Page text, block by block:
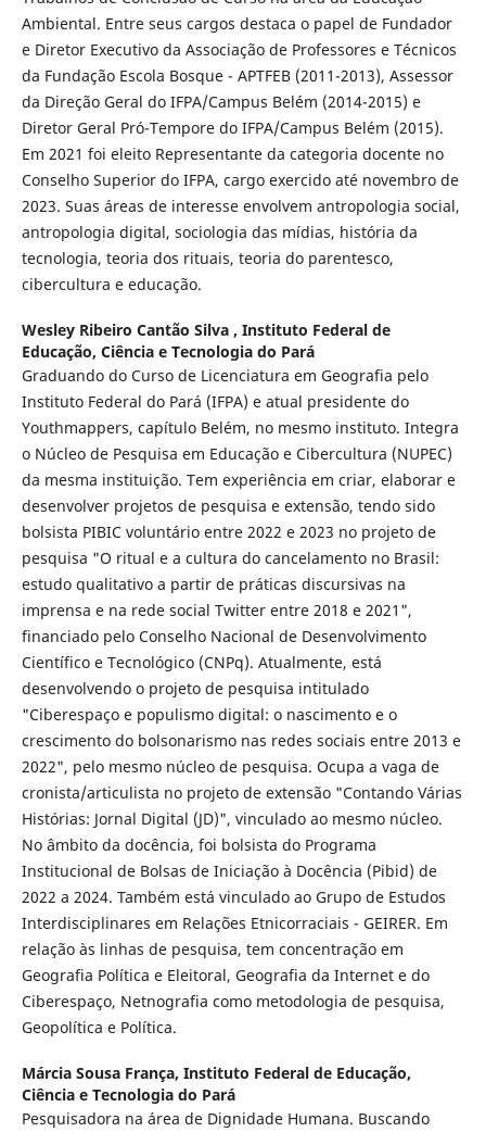
Ambiental. Entre seus cargos destaca o papel de Fundador
e Diretor Executivo da Associação de Professores e Técnicos
da Fundação Escola Bosque - APTFEB (2011-2013), Assessor
da Direção Geral do IFPA/Campus Belém (2014-2015) e
Diretor Geral Pró-Tempore do IFPA/Campus Belém (2015).
Em 2021 foi eleito Representante da categoria docente no
Conselho Superior do IFPA, cargo exercido até novembro de
2023. Suas áreas de interesse envolvem antropologia social,
antropologia digital, sociologia das mídias, história da
tecnologia, teoria dos rituais, teoria do parentesco,
cibercultura e educação.
Wesley Ribeiro Cantão Silva , Instituto Federal de
Educação, Ciência e Tecnologia do Pará
Graduando do Curso de Licenciatura em Geografia pelo
Instituto Federal do Pará (IFPA) e atual presidente do
Youthmappers, capítulo Belém, no mesmo instituto. Integra
o Núcleo de Pesquisa em Educação e Cibercultura (NUPEC)
da mesma instituição. Tem experiência em criar, elaborar e
desenvolver projetos de pesquisa e extensão, tendo sido
bolsista PIBIC voluntário entre 2022 e 2023 no projeto de
pesquisa "O ritual e a cultura do cancelamento no Brasil:
estudo qualitativo a partir de práticas discursivas na
imprensa e na rede social Twitter entre 2018 e 2021",
financiado pelo Conselho Nacional de Desenvolvimento
Científico e Tecnológico (CNPq). Atualmente, está
desenvolvendo o projeto de pesquisa intitulado
"Ciberespaço e populismo digital: o nascimento e o
crescimento do bolsonarismo nas redes sociais entre 2013 e
2022", pelo mesmo núcleo de pesquisa. Ocupa a vaga de
cronista/articulista no projeto de extensão "Contando Várias
Histórias: Jornal Digital (JD)", vinculado ao mesmo núcleo.
No âmbito da docência, foi bolsista do Programa
Institucional de Bolsas de Iniciação à Docência (Pibid) de
2022 a 2024. Também está vinculado ao Grupo de Estudos
Interdisciplinares em Relações Etnicorraciais - GEIRER. Em
relação às linhas de pesquisa, tem concentração em
Geografia Política e Eleitoral, Geografia da Internet e do
Ciberespaço, Netnografia como metodologia de pesquisa,
Geopolítica e Política.
Márcia Sousa França, Instituto Federal de Educação,
Ciência e Tecnologia do Pará
Pesquisadora na área de Dignidade Humana. Buscando